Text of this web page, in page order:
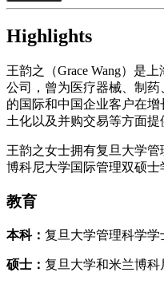
Highlights
王韵之（Grace Wang）是
公司，曾为医疗器械、制
的国际和中国企业客户在
土化以及并购交易等方面提
王韵之女士拥有复旦大学
博科尼大学国际管理双硕士
教育
本科： 复旦大学管理科学学
硕士： 复旦大学和米兰博